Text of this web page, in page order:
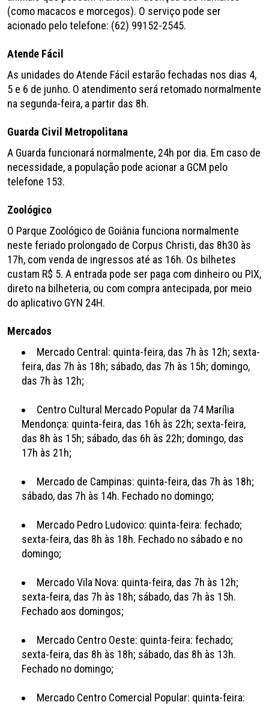
(como macacos e morcegos). O serviço pode ser
acionado pelo telefone: (62) 99152-2545.
Atende Fácil
As unidades do Atende Fácil estarão fechadas nos dias 4,
5 e 6 de junho. O atendimento será retomado normalmente
na segunda-feira, a partir das 8h.
Guarda Civil Metropolitana
A Guarda funcionará normalmente, 24h por dia. Em caso de
necessidade, a população pode acionar a GCM pelo
telefone 153.
Zoológico
O Parque Zoológico de Goiânia funciona normalmente
neste feriado prolongado de Corpus Christi, das 8h30 às
17h, com venda de ingressos até as 16h. Os bilhetes
custam R$ 5. A entrada pode ser paga com dinheiro ou PIX,
direto na bilheteria, ou com compra antecipada, por meio
do aplicativo GYN 24H.
Mercados
Mercado Central: quinta-feira, das 7h às 12h; sexta-
feira, das 7h às 18h; sábado, das 7h às 15h; domingo,
das 7h às 12h;
Centro Cultural Mercado Popular da 74 Marília
Mendonça: quinta-feira, das 16h às 22h; sexta-feira,
das 8h às 15h; sábado, das 6h às 22h; domingo, das
17h às 21h;
Mercado de Campinas: quinta-feira, das 7h às 18h;
sábado, das 7h às 14h. Fechado no domingo;
Mercado Pedro Ludovico: quinta-feira: fechado;
sexta-feira, das 8h às 18h. Fechado no sábado e no
domingo;
Mercado Vila Nova: quinta-feira, das 7h às 12h;
sexta-feira, das 7h às 18h; sábado, das 7h às 15h.
Fechado aos domingos;
Mercado Centro Oeste: quinta-feira: fechado;
sexta-feira, das 8h às 18h; sábado, das 8h às 13h.
Fechado no domingo;
Mercado Centro Comercial Popular: quinta-feira: